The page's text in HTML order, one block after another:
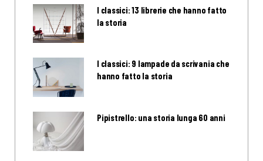
I classici: 13 librerie che hanno fatto
la storia
I classici: 9 lampade da scrivania che
hanno fatto la storia
Pipistrello: una storia lunga 60 anni